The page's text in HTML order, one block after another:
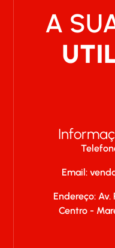
A
Email:
Endereço: Av.
Centro -